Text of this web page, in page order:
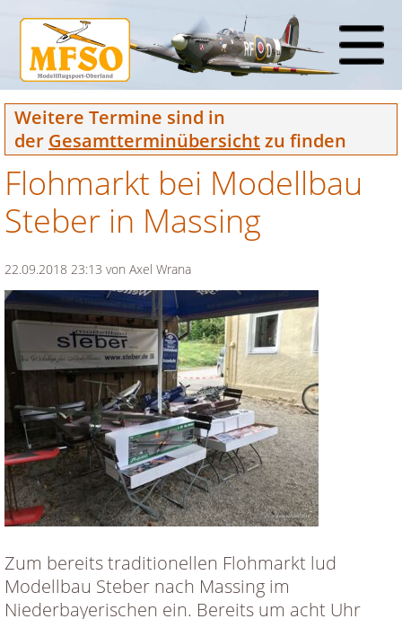
Weitere Termine sind in
der Gesamtterminübersichtzu finden
Flohmarkt bei Modellbau
Steber in Massing
22.09.2018 23:13 von Axel Wrana
Zum bereits traditionellen Flohmarkt lud
Modellbau Steber nach Massing im
Niederbayerischen ein. Bereits um acht Uhr